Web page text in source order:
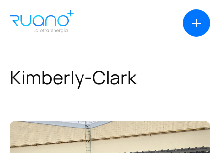
Casos de éxito
Kimberly-Clark